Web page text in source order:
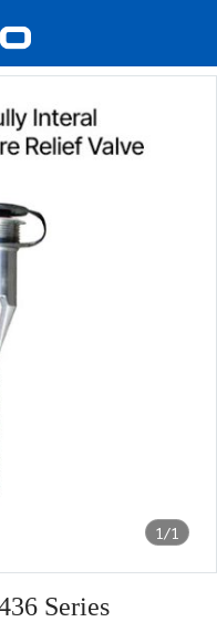
1/1
Series